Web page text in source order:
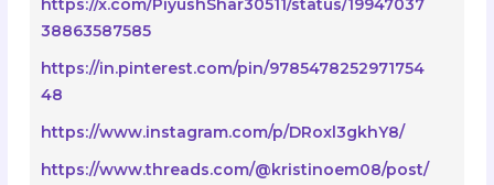
https://x.com/PiyushShar30511/status/19947037
38863587585
https://in.pinterest.com/pin/9785478252971754
48
https://www.instagram.com/p/DRoxl3gkhY8/
https://www.threads.com/@kristinoem08/post/